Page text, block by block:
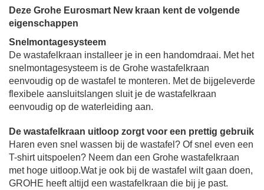
Deze Grohe Eurosmart New kraan kent de volgende
eigenschappen
Snelmontagesysteem
De wastafelkraan installeer je in een handomdraai. Met het
snelmontagesysteem is de Grohe wastafelkraan
eenvoudig op de wastafel te monteren. Met de bijgeleverde
flexibele aansluitslangen sluit je de wastafelkraan
eenvoudig op de waterleiding aan.
De wastafelkraan uitloop zorgt voor een prettig gebruik
Haren even snel wassen bij de wastafel? Of snel even een
T-shirt uitspoelen? Neem dan een Grohe wastafelkraan
met hoge uitloop.Wat je ook bij de wastafel wilt gaan doen,
GROHE heeft altijd een wastafelkraan die bij je past.